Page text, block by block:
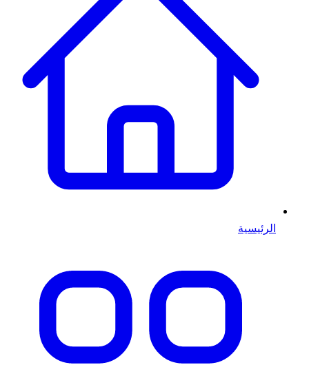
الرئيسية